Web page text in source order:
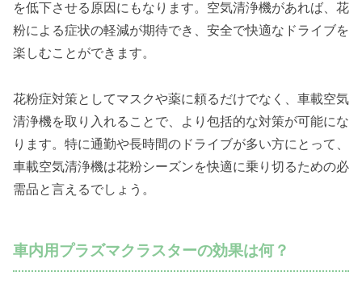
を低下させる原因にもなります。空気清浄機があれば、花
粉による症状の軽減が期待でき、安全で快適なドライブを
楽しむことができます。
花粉症対策としてマスクや薬に頼るだけでなく、車載空気
清浄機を取り入れることで、より包括的な対策が可能にな
ります。特に通勤や長時間のドライブが多い方にとって、
車載空気清浄機は花粉シーズンを快適に乗り切るための必
需品と言えるでしょう。
車内用プラズマクラスターの効果は何？